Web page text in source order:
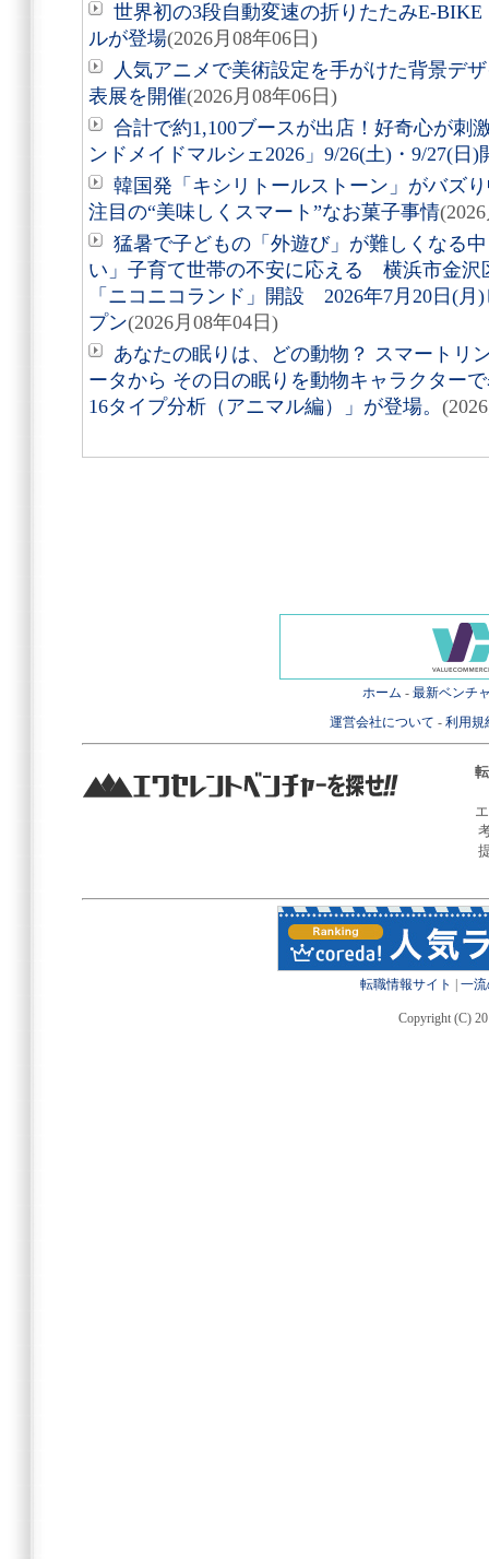
世界初の3段自動変速の折りたたみE-
ルが登場(2026月08年06日)
人気アニメで美術設定を手がけた背景デ
表展を開催(2026月08年06日)
合計で約1,100ブースが出店！好奇心が
ンドメイドマルシェ2026」9/26(土)・9/27(日)
韓国発「キシリトールストーン」がバズ
注目の“美味しくスマート”なお菓子事情
猛暑で子どもの「外遊び」が難しくなる
い」子育て世帯の不安に応える 横浜市金沢
「ニコニコランド」開設 2026年7月20日(
プン(2026月08年04日)
あなたの眠りは、どの動物？ スマートリ
ータから その日の眠りを動物キャラクター
16タイプ分析（アニマル編）」が登場。
ホーム - 最新ベンチ
運営会社について - 利用規
転職情報サイト 一
Copyright (C)